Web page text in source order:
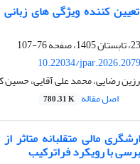
تعیین کننده ویژگی های
76-107
10.22034/
رضایی، محمد علی آقایی، حسین
اصل مقاله 780.31 K
مالی متقلبانه متاثر
با رویکرد فراترکیب